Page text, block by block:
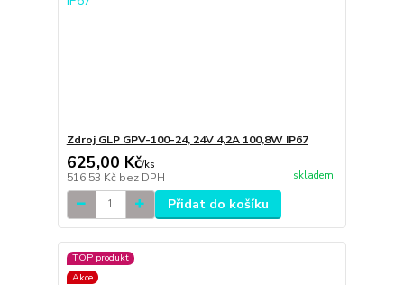
Zdroj GLP GPV-100-24, 24V 4,2A 100,8W IP67
625,00 Kč/ks
516,53 Kč bez DPH skladem
Přidat do košíku
TOP produkt
Akce